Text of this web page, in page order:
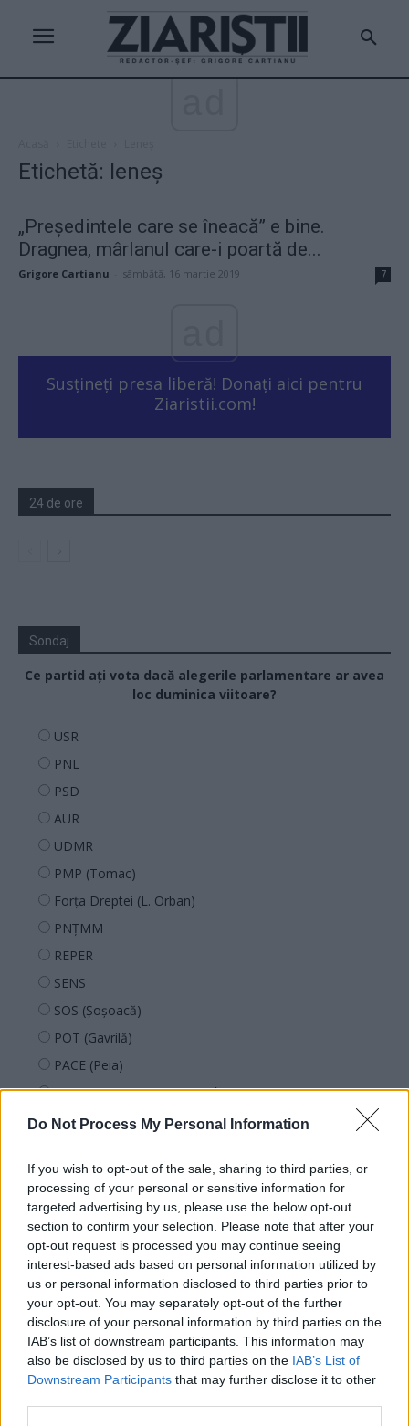
Do Not Process My Personal Information
If you wish to opt-out of the sale, sharing to third parties, or
processing of your personal or sensitive information for
targeted advertising by us, please use the below opt-out
section to confirm your selection. Please note that after your
opt-out request is processed you may continue seeing
interest-based ads based on personal information utilized by
us or personal information disclosed to third parties prior to
your opt-out. You may separately opt-out of the further
disclosure of your personal information by third parties on the
IAB’s list of downstream participants. This information may
also be disclosed by us to third parties on the IAB’s List of
Downstream Participants that may further disclose it to other
Etichetă: leneș
„Președintele care se îneacă” e bine.
Dragnea, mârlanul care-i poartă de...
Grigore Cartianu sâmbătă, 16 martie 2019 7
Susțineți presa liberă! Donați aici pentru
Ziaristii.com!
24 de ore
Sondaj
Ce partid ați vota dacă alegerile parlamentare ar avea
loc duminica viitoare?
USR
PNL
PSD
AUR
UDMR
PMP (Tomac)
Forța Dreptei (L. Orban)
PNȚMM
REPER
SENS
SOS (Șoșoacă)
POT (Gavrilă)
PACE (Peia)
Acțiunea Conservatoare (Târziu)
PDF (Lazarus)
PNȚCD (Pavelescu)
PNCR (Terheș)
Partidul Patrioților (Surugiu)
FAR (Coarnă)
România pe Primul Loc (Ponta)
Altul
Arată rezultatele